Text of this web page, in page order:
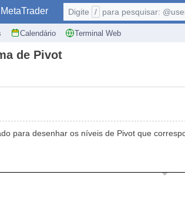
MetaTrader
Calendário Terminal Web
Digite / para pesquisar:
de Pivot
para desenhar os níveis de Pivot que